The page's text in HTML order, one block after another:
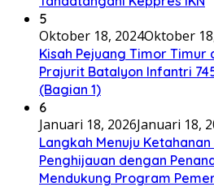
5
Oktober 18, 2024Oktober
Kisah Pejuang Timor Timur
Prajurit Batalyon Infantri
(Bagian 1)
6
Januari 18, 2026Januari 18,
Langkah Menuju
Penghijauan dengan
Mendukung Program